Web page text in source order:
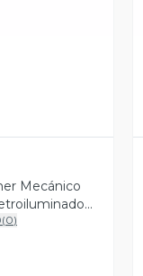
Mecánico
Negro
(0)